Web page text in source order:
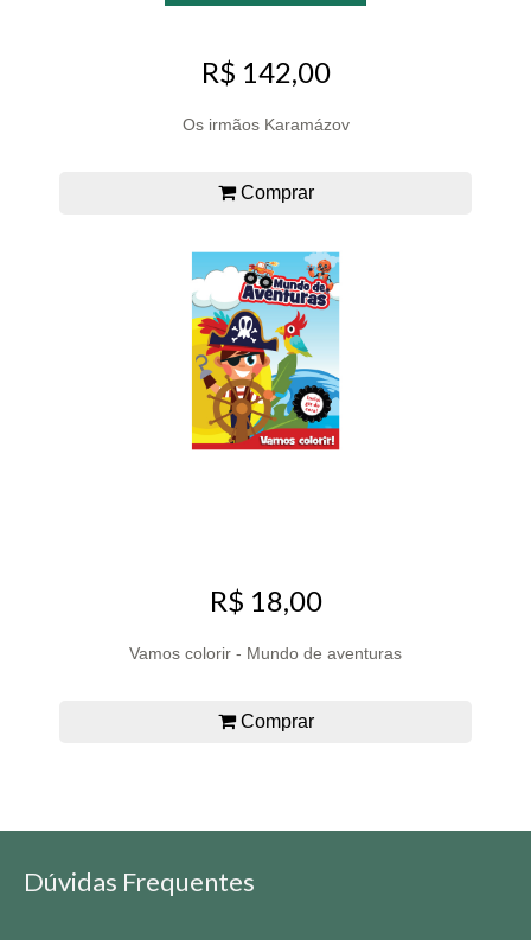
R$ 142,00
Os irmãos Karamázov
Comprar
R$ 18,00
Vamos colorir - Mundo de aventuras
Comprar
Dúvidas Frequentes